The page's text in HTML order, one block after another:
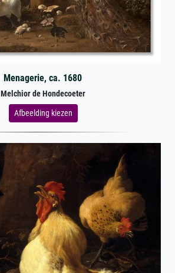
Menagerie, ca. 1680
Melchior de Hondecoeter
Afbeelding kiezen